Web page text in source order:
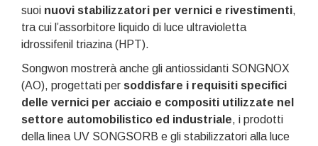
suoi nuovi stabilizzatori per vernici e rivestimenti,
tra cui l’assorbitore liquido di luce ultravioletta
idrossifenil triazina (HPT).
Songwon mostrerà anche gli antiossidanti SONGNOX
(AO), progettati per soddisfare i requisiti specifici
delle vernici per acciaio e compositi utilizzate nel
settore automobilistico ed industriale, i prodotti
della linea UV SONGSORB e gli stabilizzatori alla luce